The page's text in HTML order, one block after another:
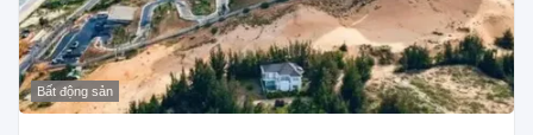
Bất động sản